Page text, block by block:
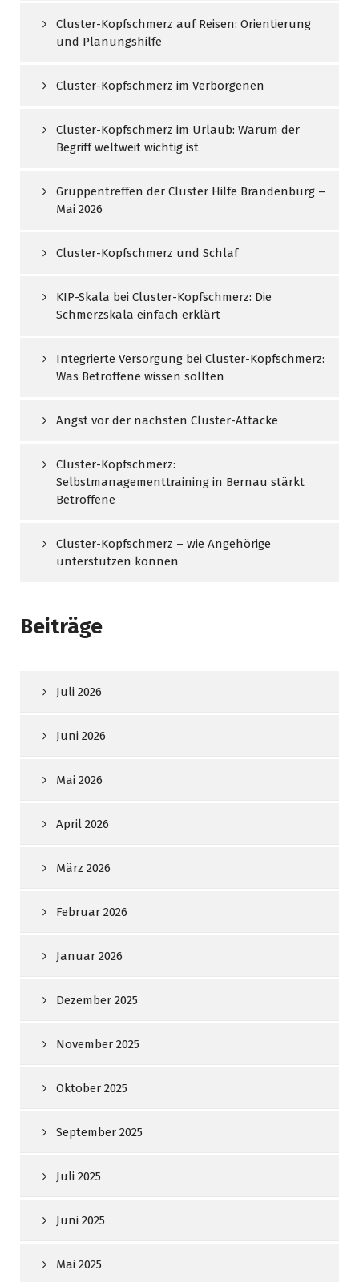
Cluster-Kopfschmerz auf Reisen: Orientierung
und Planungshilfe
Cluster-Kopfschmerz im Verborgenen
Cluster-Kopfschmerz im Urlaub: Warum der
Begriff weltweit wichtig ist
Gruppentreffen der Cluster Hilfe Brandenburg –
Mai 2026
Cluster-Kopfschmerz und Schlaf
KIP-Skala bei Cluster-Kopfschmerz: Die
Schmerzskala einfach erklärt
Integrierte Versorgung bei Cluster-Kopfschmerz:
Was Betroffene wissen sollten
Angst vor der nächsten Cluster-Attacke
Cluster-Kopfschmerz:
Selbstmanagementtraining in Bernau stärkt
Betroffene
Cluster-Kopfschmerz – wie Angehörige
unterstützen können
Beiträge
Juli 2026
Juni 2026
Mai 2026
April 2026
März 2026
Februar 2026
Januar 2026
Dezember 2025
November 2025
Oktober 2025
September 2025
Juli 2025
Juni 2025
Mai 2025